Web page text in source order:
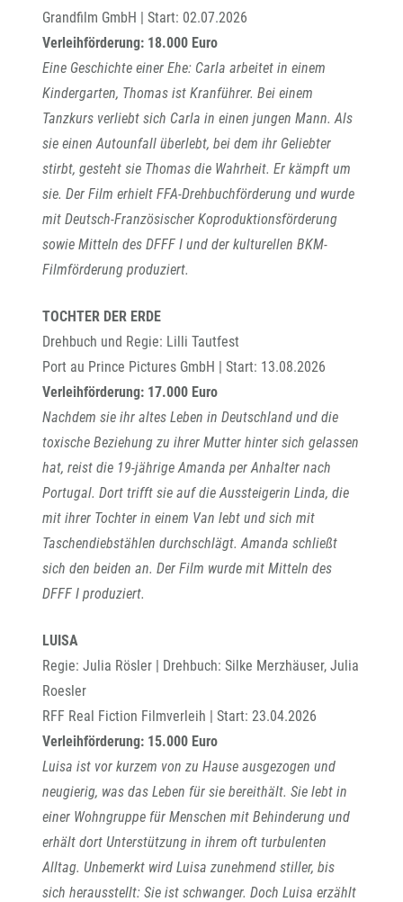
Grandfilm GmbH | Start: 02.07.2026
Verleihförderung: 18.000 Euro
Eine Geschichte einer Ehe: Carla arbeitet in einem
Kindergarten, Thomas ist Kranführer. Bei einem
Tanzkurs verliebt sich Carla in einen jungen Mann. Als
sie einen Autounfall überlebt, bei dem ihr Geliebter
stirbt, gesteht sie Thomas die Wahrheit. Er kämpft um
sie. Der Film erhielt FFA-Drehbuchförderung und wurde
mit Deutsch-Französischer Koproduktionsförderung
sowie Mitteln des DFFF I und der kulturellen BKM-
Filmförderung produziert.
TOCHTER DER ERDE
Drehbuch und Regie: Lilli Tautfest
Port au Prince Pictures GmbH | Start: 13.08.2026
Verleihförderung: 17.000 Euro
Nachdem sie ihr altes Leben in Deutschland und die
toxische Beziehung zu ihrer Mutter hinter sich gelassen
hat, reist die 19-jährige Amanda per Anhalter nach
Portugal. Dort trifft sie auf die Aussteigerin Linda, die
mit ihrer Tochter in einem Van lebt und sich mit
Taschendiebstählen durchschlägt. Amanda schließt
sich den beiden an. Der Film wurde mit Mitteln des
DFFF I produziert.
LUISA
Regie: Julia Rösler | Drehbuch: Silke Merzhäuser, Julia
Roesler
RFF Real Fiction Filmverleih | Start: 23.04.2026
Verleihförderung: 15.000 Euro
Luisa ist vor kurzem von zu Hause ausgezogen und
neugierig, was das Leben für sie bereithält. Sie lebt in
einer Wohngruppe für Menschen mit Behinderung und
erhält dort Unterstützung in ihrem oft turbulenten
Alltag. Unbemerkt wird Luisa zunehmend stiller, bis
sich herausstellt: Sie ist schwanger. Doch Luisa erzählt